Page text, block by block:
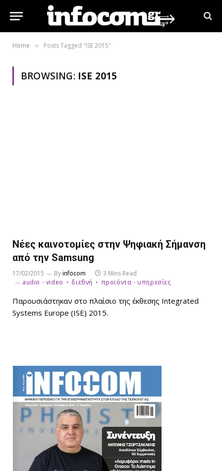
Home » Posts Tagged "ISE 2015"
BROWSING: ISE 2015
Νέες καινοτομίες στην Ψηφιακή Σήμανση
από την Samsung
17/02/2015 Byinfocom
3 Mins Read
audio - video
διεθνή προϊόντα - υπηρεσίες
Παρουσιάστηκαν στο πλαίσιο της έκθεσης Integrated
Systems Europe (ISE) 2015.